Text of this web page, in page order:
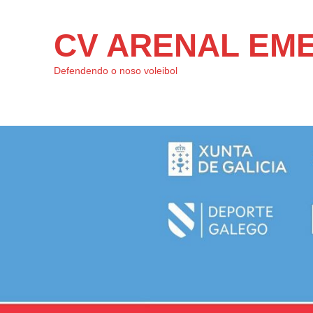
CV ARENAL
Defendendo o noso voleibol